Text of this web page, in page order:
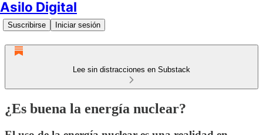
Asilo Digital
Suscribirse Iniciar sesión
Lee sin distracciones en Substack
¿Es buena la energía nuclear?